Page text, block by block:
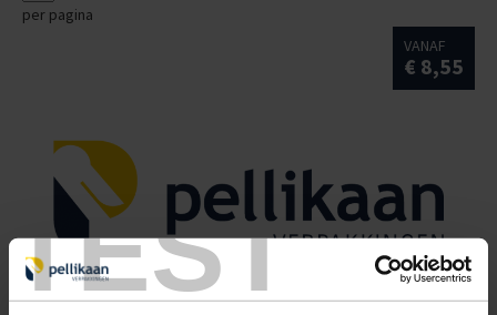
TEST
per pagina
VANAF
€ 8,55